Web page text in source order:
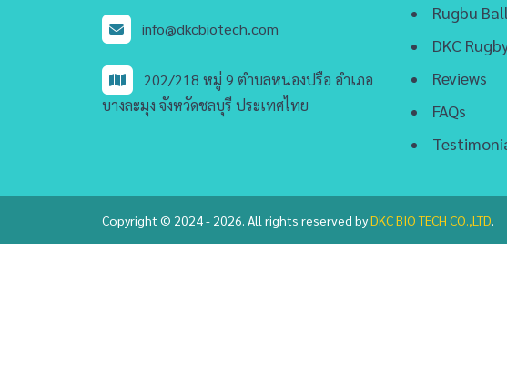
info@dkcbiotech.com
202/218 หมู่ 9 ตำบลหนองปรือ อำเภอ
บางละมุง จังหวัดชลบุรี ประเทศไทย
Rugbu Ball
DKC
Reviews
FAQs
Copyright © 2024 - 2026. All rights reserved byDKC BIO TECH CO.,LTD.